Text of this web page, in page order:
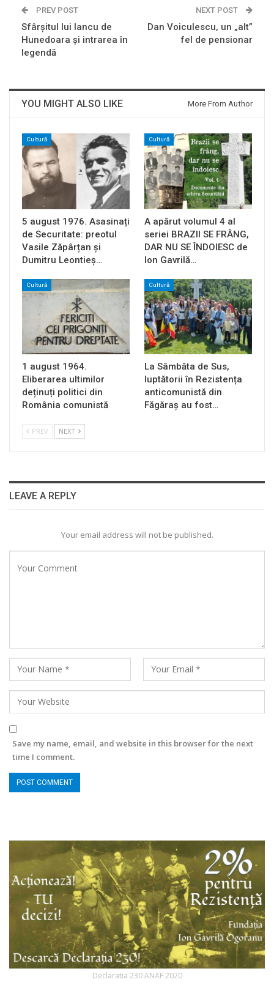
PREV POST
Sfârșitul lui Iancu de
Hunedoara și intrarea în
legendă
NEXT POST
Dan Voiculescu, un „alt”
fel de pensionar
YOU MIGHT ALSO LIKE More From Author
Cultură
5 august 1976. Asasinați
de Securitate: preotul
Vasile Zăpârțan și
Dumitru Leontieș…
Cultură
A apărut volumul 4 al
seriei BRAZII SE FRÂNG,
DAR NU SE ÎNDOIESC de
Ion Gavrilă…
Cultură
1 august 1964.
Eliberarea ultimilor
deținuți politici din
România comunistă
Cultură
La Sâmbăta de Sus,
luptătorii în Rezistența
anticomunistă din
Făgăraș au fost…
PREV NEXT
LEAVE A REPLY
Your email address will not be published.
Save my name, email, and website in this browser for the next
time I comment.
Declaratia 230 ANAF 2020